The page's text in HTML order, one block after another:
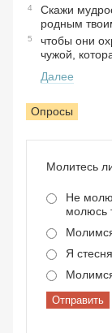
4
Скажи
родным
5
чтобы они
чужой,
Далее
Опросы
Молитесь
Не
молюсь
Я
Отправить